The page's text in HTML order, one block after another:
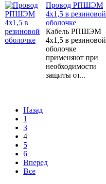
Провод РПШЭМ
4x1,5 в резиновой
оболочке
Кабель РПШЭМ
4x1,5 в резиновой
оболочке
применяют при
необходимости
защиты от...
Назад
1
3
4
5
6
Вперед
Все